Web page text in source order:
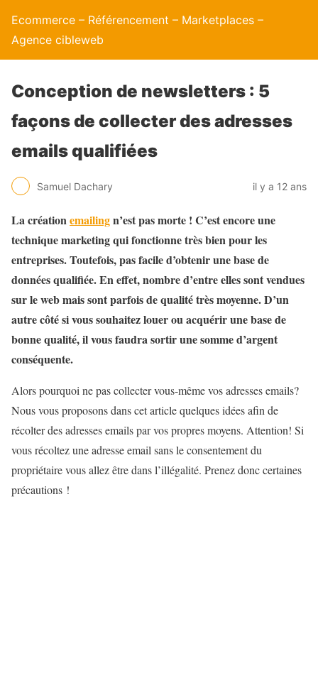
Ecommerce – Référencement – Marketplaces –
Agence cibleweb
Conception de newsletters : 5
façons de collecter des adresses
emails qualifiées
Samuel Dachary il y a 12 ans
La créationemailingn’est pas morte ! C’est encore une
technique marketing qui fonctionne très bien pour les
entreprises. Toutefois, pas facile d’obtenir une base de
données qualifiée. En effet, nombre d’entre elles sont vendues
sur le web mais sont parfois de qualité très moyenne. D’un
autre côté si vous souhaitez louer ou acquérir une base de
bonne qualité, il vous faudra sortir une somme d’argent
conséquente.
Alors pourquoi ne pas collecter vous-même vos adresses emails?
Nous vous proposons dans cet article quelques idées afin de
récolter des adresses emails par vos propres moyens. Attention! Si
vous récoltez une adresse email sans le consentement du
propriétaire vous allez être dans l’illégalité. Prenez donc certaines
précautions !